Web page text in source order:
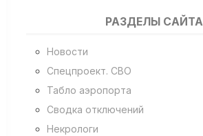
РАЗДЕЛЫ САЙТА
Новости
Спецпроект. СВО
Табло аэропорта
Сводка отключений
Некрологи